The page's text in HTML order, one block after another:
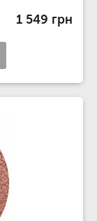
1 549 грн